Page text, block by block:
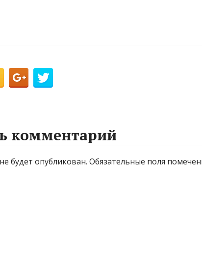
комментарий
будет опубликован. Обязательные поля